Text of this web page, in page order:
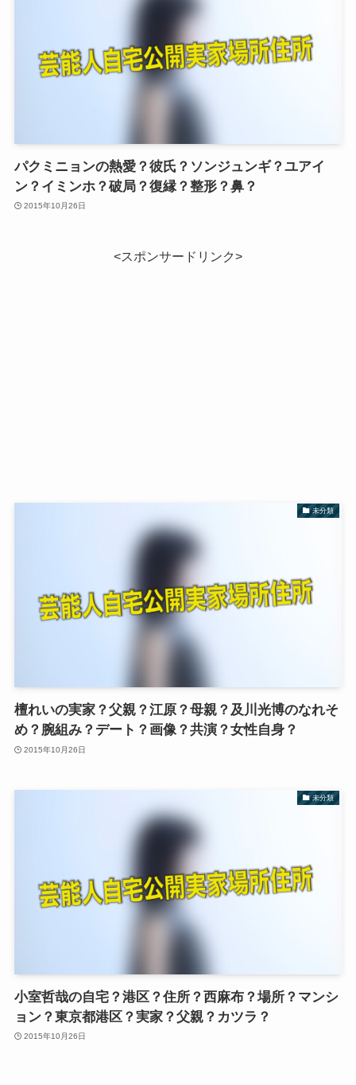
パクミニョンの熱愛？彼氏？ソンジュンギ？ユアイ
ン？イミンホ？破局？復縁？整形？鼻？
2015年10月26日
<スポンサードリンク>
未分類
檀れいの実家？父親？江原？母親？及川光博のなれそ
め？腕組み？デート？画像？共演？女性自身？
2015年10月26日
未分類
小室哲哉の自宅？港区？住所？西麻布？場所？マンシ
ョン？東京都港区？実家？父親？カツラ？
2015年10月26日